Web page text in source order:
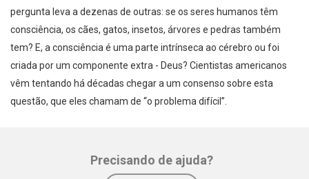
pergunta leva a dezenas de outras: se os seres humanos têm
consciência, os cães, gatos, insetos, árvores e pedras também
tem? E, a consciência é uma parte intrínseca ao cérebro ou foi
criada por um componente extra - Deus? Cientistas americanos
vêm tentando há décadas chegar a um consenso sobre esta
questão, que eles chamam de “o problema difícil”.
Precisando de ajuda?